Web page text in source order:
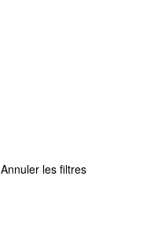
Annuler les filtres